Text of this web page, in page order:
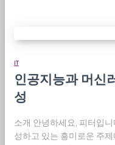
IT
인공지능과 머신
성
소개 안녕하세요, 피터입
성하고 있는 흥미로운 주